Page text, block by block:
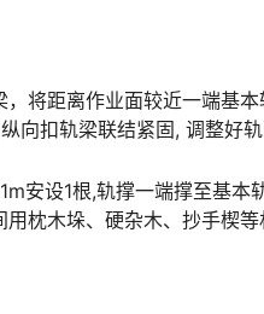
将距离作业面较近一端基
向扣轨梁联结紧固, 调整好轨
安设1根,轨撑一端撑至基本
枕木垛、硬杂木、抄手楔